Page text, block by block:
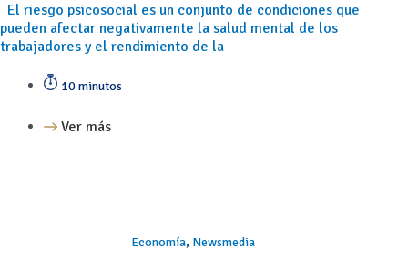
El riesgo psicosocial es un conjunto de condiciones que
pueden afectar negativamente la salud mental de los
trabajadores y el rendimiento de la
10 minutos
Ver más
Economía, Newsmedia